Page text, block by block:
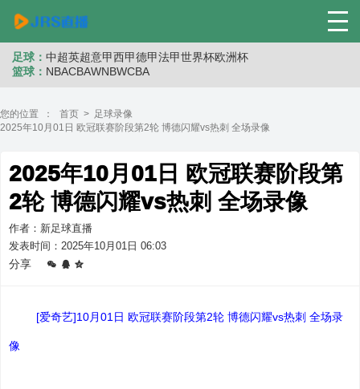
足球： 中超英超意甲西甲德甲法甲世界杯欧洲杯
篮球： NBACBAWNBWCBA
您的位置 ： 首页 > 足球录像
2025年10月01日 欧冠联赛阶段第2轮 博德闪耀vs热刺 全场录像
2025年10月01日 欧冠联赛阶段第
2轮 博德闪耀vs热刺 全场录像
作者：新足球直播
发表时间：2025年10月01日 06:03
分享
[爱奇艺]10月01日 欧冠联赛阶段第2轮 博德闪耀vs热刺 全场录
像